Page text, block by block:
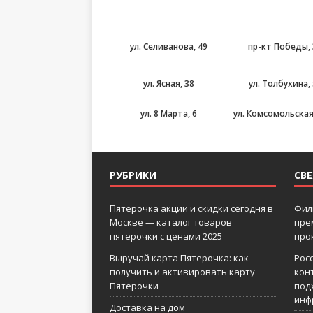
ул. Селиванова, 49 пр-кт Победы,
ул. Ясная, 38 ул. Толбухина,
ул. 8 Марта, 6 ул.
РУБРИКИ
Пятерочка акции и скидки сегодня в
Москве — каталог товаров
пятерочки с ценами 2025
Выручай карта Пятерочка: как
получить и активировать карту
Пятерочки
Доставка на дом